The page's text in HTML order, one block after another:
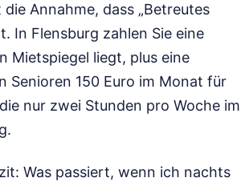
Annahme, dass „Betreutes
In Flensburg zahlen Sie eine
Mietspiegel liegt, plus eine
Senioren 150 Euro im Monat für
nur zwei Stunden pro Woche im
Was passiert, wenn ich nachts